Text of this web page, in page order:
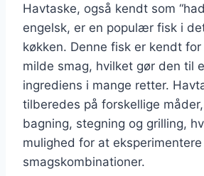
Havtaske, også kendt som
engelsk, er en populær fisk i
køkken. Denne fisk er kendt
milde smag, hvilket gør den til
ingrediens i mange retter.
tilberedes på forskellige
bagning, stegning og grilling,
mulighed for at
smagskombinationer.